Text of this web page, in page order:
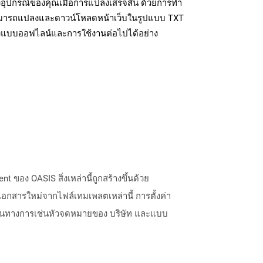
ปกรณ์ของคุณเมื่อการแปลงเสร็จสิ้น ด้วยการทำ
รถแปลงและดาวน์โหลดหน้าเว็บในรูปแบบ TXT
บบออฟไลน์และการใช้งานต่อไปได้อย่าง
ของ OASIS สิ่งเหล่านี้ถูกสร้างขึ้นด้วย
กสารใหม่จากไฟล์เทมเพลตเหล่านี้ การตั้งค่า
ทางการเช่นหัวจดหมายของ บริษัท และแบบ